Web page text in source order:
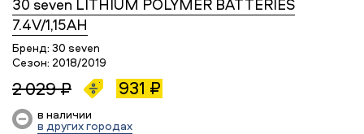
30 seven LITHIUM POLYMER BATTERIES
7.4V/1,15AH
Бренд: 30 seven
Сезон: 2018/2019
2 029 ₽ 931 ₽
в наличии
в других городах